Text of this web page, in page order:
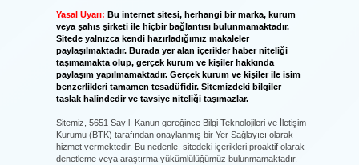
Yasal Uyarı: Bu internet sitesi, herhangi bir marka, kurum
veya şahıs şirketi ile hiçbir bağlantısı bulunmamaktadır.
Sitede yalnızca kendi hazırladığımız makaleler
paylaşılmaktadır. Burada yer alan içerikler haber niteliği
taşımamakta olup, gerçek kurum ve kişiler hakkında
paylaşım yapılmamaktadır. Gerçek kurum ve kişiler ile isim
benzerlikleri tamamen tesadüfidir. Sitemizdeki bilgiler
taslak halindedir ve tavsiye niteliği taşımazlar.
Sitemiz, 5651 Sayılı Kanun gereğince Bilgi Teknolojileri ve İletişim
Kurumu (BTK) tarafından onaylanmış bir Yer Sağlayıcı olarak
hizmet vermektedir. Bu nedenle, sitedeki içerikleri proaktif olarak
denetleme veya araştırma yükümlülüğümüz bulunmamaktadır.